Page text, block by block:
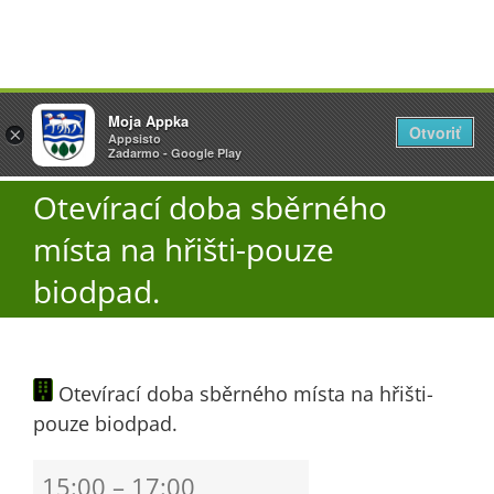
Přeskočit
na
obsah
Úřad
Otevírací doba sběrného
místa na hřišti-pouze
biodpad.
Otevírací doba sběrného místa na hřišti-
pouze biodpad.
15:00 – 17:00
×
Vyžlovka
AppSisto
- In Google Play
Otevřít
×
Moja Appka
Appsisto
Zadarmo - Google Play
Otvoriť